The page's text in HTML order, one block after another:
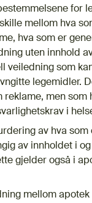
for
mellom hva
hva som er
uten innhold
veiledning som
legemidler.
reklame, men som
i
av hva som
av innholdet i
gjelder også i
mellom apotek